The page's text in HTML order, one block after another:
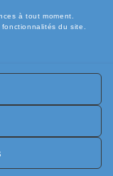
à tout moment.
du site.
Mentions légales
droits RGPD
et retours